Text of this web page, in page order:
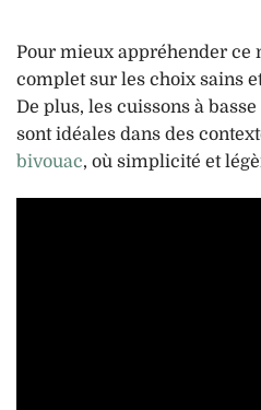
Pour mieux appréhender ce
complet sur les choix sains
De plus, les cuissons à
sont idéales dans des
bivouac, où simplicité et